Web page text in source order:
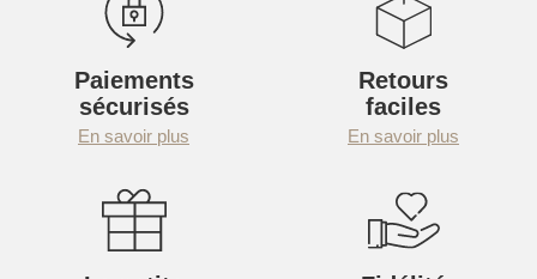
Paiements
sécurisés
En savoir plus
Retours
faciles
En savoir plus